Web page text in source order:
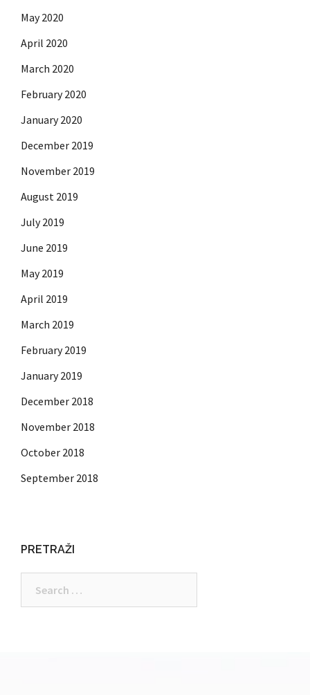
May 2020
April 2020
March 2020
February 2020
January 2020
December 2019
November 2019
August 2019
July 2019
June 2019
May 2019
April 2019
March 2019
February 2019
January 2019
December 2018
November 2018
October 2018
September 2018
PRETRAŽI